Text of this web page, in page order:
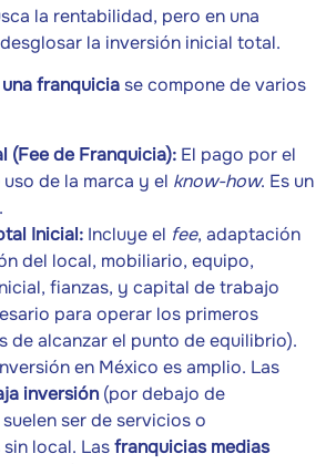
la rentabilidad, pero en una
la inversión inicial total.
franquicia se compone de varios
(Fee de Franquicia): El pago por el
de la marca y el know-how. Es un
Inicial: Incluye el fee, adaptación
del local, mobiliario, equipo,
fianzas, y capital de trabajo
para operar los primeros
de alcanzar el punto de equilibrio).
en México es amplio. Las
inversión (por debajo de
ser de servicios o
local. Lasfranquicias medias